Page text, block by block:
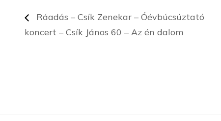
Ráadás – Csík Zenekar – Óévbúcsúztató
koncert – Csík János 60 – Az én dalom